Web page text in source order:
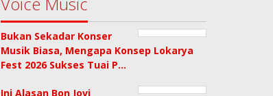
Bukan Sekadar Konser
Musik Biasa, Mengapa Konsep Lokarya
Fest 2026 Sukses Tuai P…
Ini Alasan Bon Jovi